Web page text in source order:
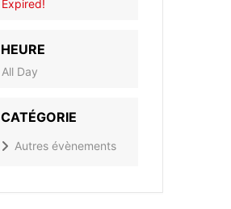
Expired!
HEURE
All Day
CATÉGORIE
Autres évènements